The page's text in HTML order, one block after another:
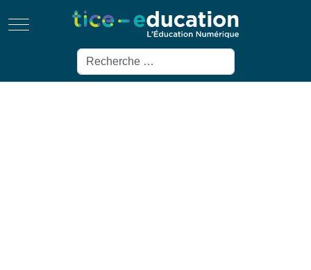
Mobile Menu Toggle
Rechercher